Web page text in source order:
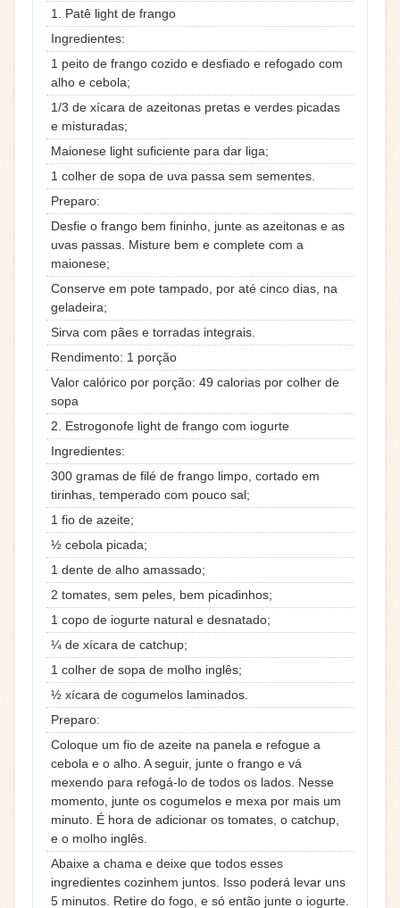
1. Patê light de frango
Ingredientes:
1 peito de frango cozido e desfiado e refogado com
alho e cebola;
1/3 de xícara de azeitonas pretas e verdes picadas
e misturadas;
Maionese light suficiente para dar liga;
1 colher de sopa de uva passa sem sementes.
Preparo:
Desfie o frango bem fininho, junte as azeitonas e as
uvas passas. Misture bem e complete com a
maionese;
Conserve em pote tampado, por até cinco dias, na
geladeira;
Sirva com pães e torradas integrais.
Rendimento: 1 porção
Valor calórico por porção: 49 calorias por colher de
sopa
2. Estrogonofe light de frango com iogurte
Ingredientes:
300 gramas de filé de frango limpo, cortado em
tirinhas, temperado com pouco sal;
1 fio de azeite;
½ cebola picada;
1 dente de alho amassado;
2 tomates, sem peles, bem picadinhos;
1 copo de iogurte natural e desnatado;
¼ de xícara de catchup;
1 colher de sopa de molho inglês;
½ xícara de cogumelos laminados.
Preparo:
Coloque um fio de azeite na panela e refogue a
cebola e o alho. A seguir, junte o frango e vá
mexendo para refogá-lo de todos os lados. Nesse
momento, junte os cogumelos e mexa por mais um
minuto. É hora de adicionar os tomates, o catchup,
e o molho inglês.
Abaixe a chama e deixe que todos esses
ingredientes cozinhem juntos. Isso poderá levar uns
5 minutos. Retire do fogo, e só então junte o iogurte.